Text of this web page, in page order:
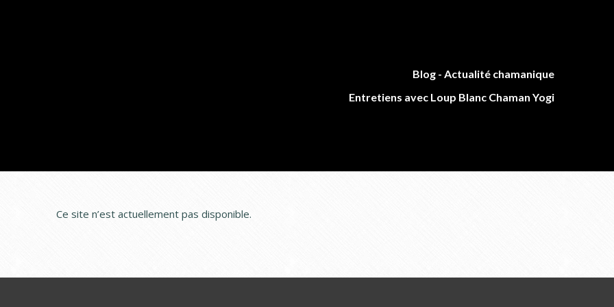
Blog - Actualité chamanique
Entretiens avec Loup Blanc Chaman Yogi
Ce site n’est actuellement pas disponible.